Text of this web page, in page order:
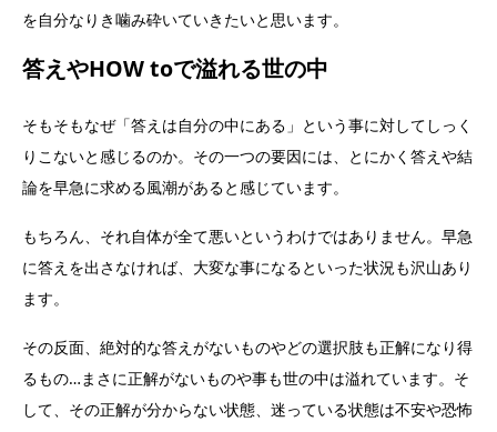
を自分なりき噛み砕いていきたいと思います。
答えやHOW toで溢れる世の中
そもそもなぜ「答えは自分の中にある」という事に対してしっく
りこないと感じるのか。その一つの要因には、とにかく答えや結
論を早急に求める風潮があると感じています。
もちろん、それ自体が全て悪いというわけではありません。早急
に答えを出さなければ、大変な事になるといった状況も沢山あり
ます。
その反面、絶対的な答えがないものやどの選択肢も正解になり得
るもの…まさに正解がないものや事も世の中は溢れています。そ
して、その正解が分からない状態、迷っている状態は不安や恐怖